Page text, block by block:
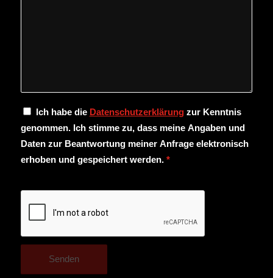
Ich habe die Datenschutzerklärungzur Kenntnis
genommen. Ich stimme zu, dass meine Angaben und
Daten zur Beantwortung meiner Anfrage elektronisch
erhoben und gespeichert werden. *